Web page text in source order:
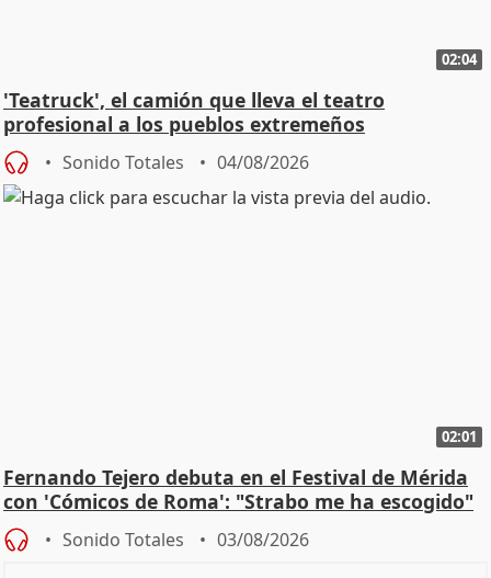
02:04
'Teatruck', el camión que lleva el teatro
profesional a los pueblos extremeños
Sonido Totales 04/08/2026
02:01
Fernando Tejero debuta en el Festival de Mérida
con 'Cómicos de Roma': "Strabo me ha escogido"
Sonido Totales 03/08/2026